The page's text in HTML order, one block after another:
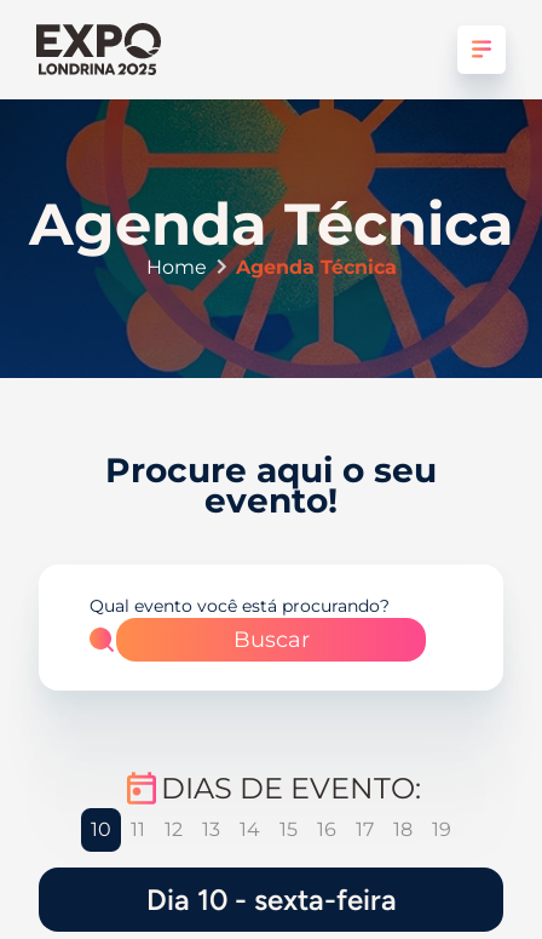
Agenda Técnica
Home Agenda Técnica
Procure aqui o seu
evento!
Buscar
DIAS DE EVENTO:
10 11 12 13 14 15 16 17 18 19
Dia 10 - sexta-feira